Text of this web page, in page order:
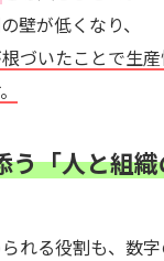
壁が低くなり、
根づいたことで生
う「人と組
れる役割も、数